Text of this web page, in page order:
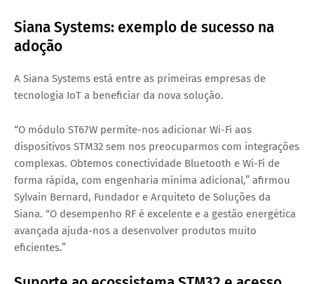
Siana Systems: exemplo de sucesso na
adoção
A Siana Systems está entre as primeiras empresas de
tecnologia IoT a beneficiar da nova solução.
“O módulo ST67W permite-nos adicionar Wi-Fi aos
dispositivos STM32 sem nos preocuparmos com integrações
complexas. Obtemos conectividade Bluetooth e Wi-Fi de
forma rápida, com engenharia mínima adicional,” afirmou
Sylvain Bernard, Fundador e Arquiteto de Soluções da
Siana. “O desempenho RF é excelente e a gestão energética
avançada ajuda-nos a desenvolver produtos muito
eficientes.”